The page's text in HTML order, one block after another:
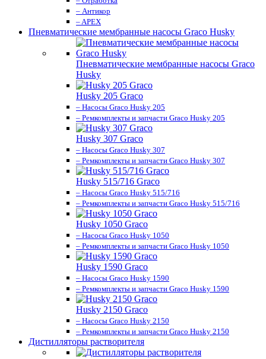
– Антикор
– APEX
Пневматические мембранные насосы Graco Husky
Пневматические мембранные насосы Graco
Husky
Husky 205 Graco
– Насосы Graco Husky 205
– Ремкомплекты и запчасти Graco Husky 205
Husky 307 Graco
– Насосы Graco Husky 307
– Ремкомплекты и запчасти Graco Husky 307
Husky 515/716 Graco
– Насосы Graco Husky 515/716
– Ремкомплекты и запчасти Graco Husky 515/716
Husky 1050 Graco
– Насосы Graco Husky 1050
– Ремкомплекты и запчасти Graco Husky 1050
Husky 1590 Graco
– Насосы Graco Husky 1590
– Ремкомплекты и запчасти Graco Husky 1590
Husky 2150 Graco
– Насосы Graco Husky 2150
– Ремкомплекты и запчасти Graco Husky 2150
Дистилляторы растворителя